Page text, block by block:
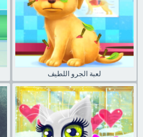
لعبة الجرو اللطيف